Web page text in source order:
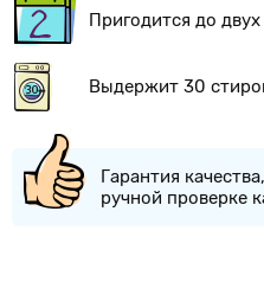
Пригодится до двух
Выдержит 30
Гарантия
ручной проверке